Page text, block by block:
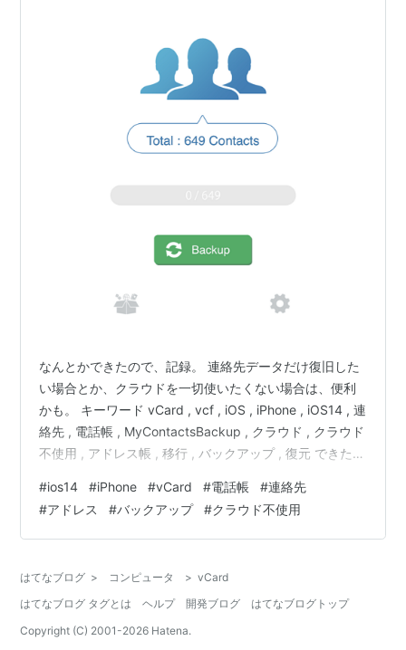
なんとかできたので、記録。 連絡先データだけ復旧した
い場合とか、クラウドを一切使いたくない場合は、便利
かも。 キーワード vCard , vcf , iOS , iPhone , iOS14 , 連
絡先 , 電話帳 , MyContactsBackup , クラウド , クラウド
不使用 , アドレス帳 , 移行 , バックアップ , 復元 できた環
ことがあるアプリなので、おそらく iOS14.6 以前のもの
でも可能かも) ーーー ( 復元元は、iPhoneSE (初代) だっ
たが vcfファイル vCard …
#ios14 #iPhone #vCard #電話帳 #連絡先
#アドレス #バックアップ #クラウド不使用
はてなブログ > コンピュータ > vCard
はてなブログ タグとは
ヘルプ 開発ブログ
はてなブログトップ
Copyright (C) 2001-2026 Hatena.